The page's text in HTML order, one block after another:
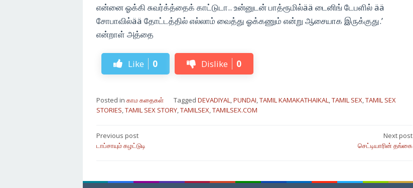
என்னை ஓக்கி சுவர்க்த்தைக் காட்டுடா.. உன்னுடன் பாத்ரூமில்ää டைனிங் டேபளில் ää
சோபாவில்ää தோட்டத்தில் எல்லாம் வைத்து ஓக்கணும் என்று ஆசையாக இருக்குது.’
என்றாள் அத்தை
Like 0 Dislike 0
Posted in காம கதைகள் Tagged DEVADIYAL,PUNDAI,TAMIL KAMAKATHAIKAL,TAMIL SEX,TAMIL SEX
STORIES,TAMIL SEX STORY,TAMILSEX,TAMILSEX.COM
Post
navigation
Previous post
டாப்சாயும் கழட்டுடி
Next post
செட்டியாரின் தங்கை